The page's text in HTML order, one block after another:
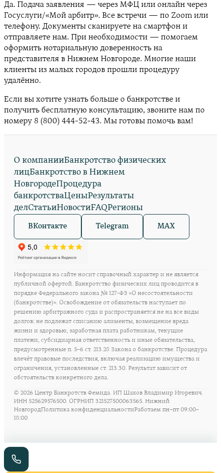
Да. Подача заявления — через МФЦ или онлайн через
Госуслуги/«Мой арбитр». Все встречи — по Zoom или
телефону. Документы сканируете на смартфон и
отправляете нам. При необходимости — помогаем
оформить нотариальную доверенность на
представителя в Нижнем Новгороде. Многие наши
клиенты из малых городов прошли процедуру
удалённо.
Если вы хотите узнать больше о банкротстве и
получить бесплатную консультацию, звоните нам по
номеру 8 (800) 444-52-43. Мы готовы помочь вам!
О компанииБанкротство физических
лицБанкротство в Нижнем
НовгородеПроцедура
банкротстваЦеныРезультаты
делСтатьиНовостиFAQРегионы
ВКонтакте Telegram MAX
Информация на сайте носит справочный характер и не является
публичной офертой. Банкротство физических лиц проводится в
порядке Федерального закона № 127-ФЗ «О несостоятельности
(банкротстве)». Освобождение от обязательств наступает по
решению арбитражного суда и распространяется не на все виды
долгов: не подлежат списанию алименты, возмещение вреда
жизни и здоровью, заработная плата работникам, текущие
платежи, субсидиарная ответственность и иные обязательства,
предусмотренные п. 5–6 ст. 213.28 Закона о банкротстве. Процедура
влечёт правовые последствия, включая реализацию имущества и
ограничения, установленные ст. 213.30. Результат зависит от
обстоятельств конкретного дела.
© 2026 Центр Банкротств Фемида. ИП Шахов Владимир Игоревич.
ИНН 525629576500. ОГРНИП 321527500063565. Нижний
НовгородПолитика конфиденциальностиРаботаем пн–пт 09:00–
18:00